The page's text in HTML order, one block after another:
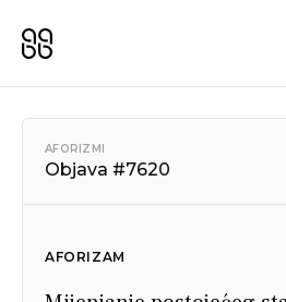
AFORIZMI
Objava #7620
AFORIZAM